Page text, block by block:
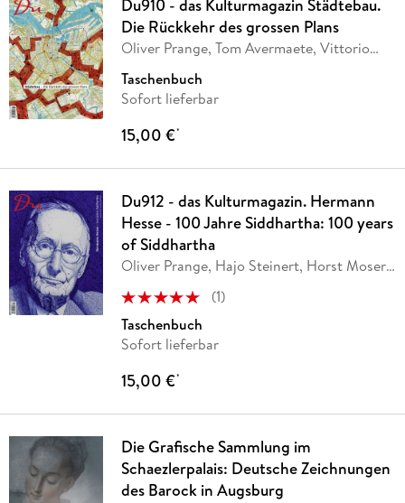
Du910 - das Kulturmagazin Städtebau.
Die Rückkehr des grossen Plans
Oliver Prange, Tom Avermaete, Vittorio
Taschenbuch
Sofort lieferbar
15,00 €*
Du912 - das Kulturmagazin. Hermann
Hesse - 100 Jahre Siddhartha: 100 years
of Siddhartha
Oliver Prange, Hajo Steinert, Horst Moser,
(1)
Taschenbuch
Sofort lieferbar
15,00 €*
Die Grafische Sammlung im
Schaezlerpalais: Deutsche Zeichnungen
des Barock in Augsburg